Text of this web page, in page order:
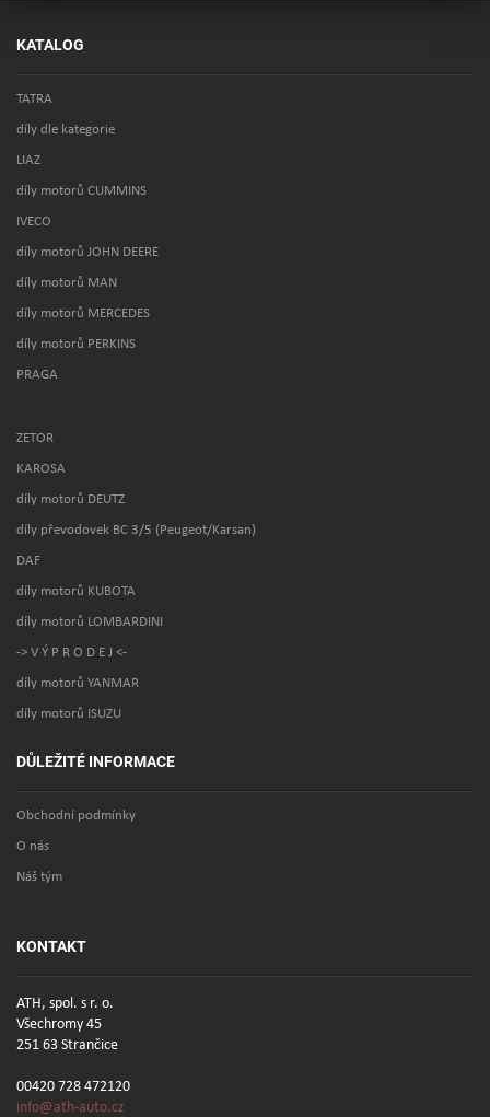
KATALOG
TATRA
díly dle kategorie
LIAZ
díly motorů CUMMINS
IVECO
díly motorů JOHN DEERE
díly motorů MAN
díly motorů MERCEDES
díly motorů PERKINS
PRAGA
ZETOR
KAROSA
díly motorů DEUTZ
díly převodovek BC 3/5 (Peugeot/Karsan)
DAF
díly motorů KUBOTA
díly motorů LOMBARDINI
-> V Ý P R O D E J <-
díly motorů YANMAR
díly motorů ISUZU
DŮLEŽITÉ INFORMACE
Obchodní podmínky
O nás
Náš tým
KONTAKT
ATH, spol. s r. o.
Všechromy 45
251 63 Strančice
00420 728 472120
info@ath-auto.cz